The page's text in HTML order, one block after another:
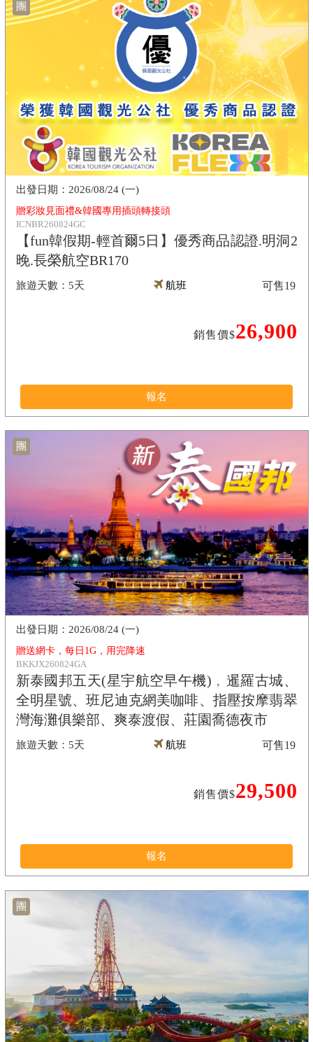
團
贈彩妝見面禮&韓國專用插頭轉接頭
ICNBR260824GC
【fun韓假期-輕首爾5日】優秀商品認證.明洞2
晚.長榮航空BR170
5天
2026/08/24 (一)
航班
銷售價$26,900
可售19
報名
團
贈送網卡，每日1G，用完降速
BKKJX260824GA
新泰國邦五天(星宇航空早午機)﹐暹羅古城、
全明星號、班尼迪克網美咖啡、指壓按摩翡翠
灣海灘俱樂部、爽泰渡假、莊園喬德夜市
5天
2026/08/24 (一)
航班
銷售價$29,500
可售19
報名
團